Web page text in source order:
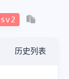
历史列表